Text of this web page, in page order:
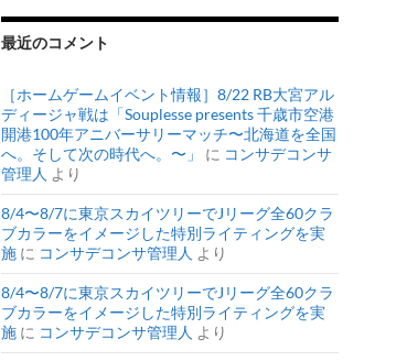
最近のコメント
［ホームゲームイベント情報］8/22 RB大宮アル
ディージャ戦は「Souplesse presents 千歳市空港
開港100年アニバーサリーマッチ〜北海道を全国
へ。そして次の時代へ。〜」
に コンサデコンサ
管理人 より
8/4〜8/7に東京スカイツリーでJリーグ全60クラ
ブカラーをイメージした特別ライティングを実
施 に コンサデコンサ管理人 より
8/4〜8/7に東京スカイツリーでJリーグ全60クラ
ブカラーをイメージした特別ライティングを実
施 に コンサデコンサ管理人 より